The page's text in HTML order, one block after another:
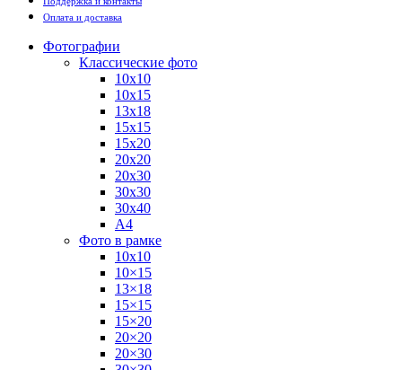
Оплата и доставка
Фотографии
Классические фото
10х10
10х15
13х18
15х15
15х20
20х20
20х30
30х30
30х40
А4
Фото в рамке
10х10
10×15
13×18
15×15
15×20
20×20
20×30